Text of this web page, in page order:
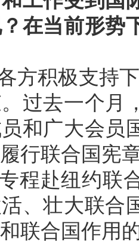
在当前形势
方积极支持
过去一个月
和广大会员
行联合国宪
程赴纽约联
、壮大联合
联合国作用